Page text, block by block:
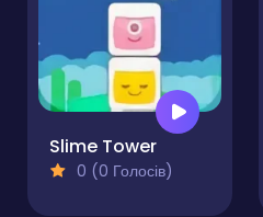
Slime Tower
0 (0 Голосів)